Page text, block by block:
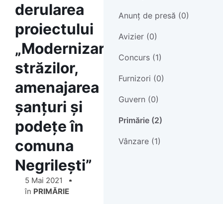
derularea
proiectului
„Modernizarea
străzilor,
amenajarea
șanțuri și
podețe în
comuna
Negrilești”
5 Mai 2021
în PRIMĂRIE
Anunț de presă (0)
Avizier (0)
Concurs (1)
Furnizori (0)
Guvern (0)
Primărie (2)
Vânzare (1)